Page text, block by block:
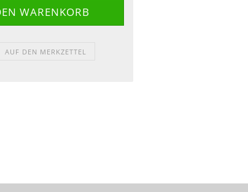
AUF DEN MERKZETTEL